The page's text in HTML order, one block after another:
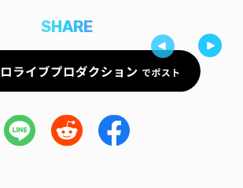
SHARE